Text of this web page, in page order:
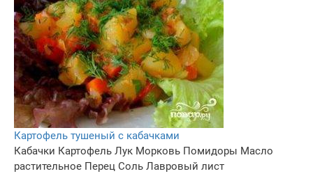
Картофель тушеный с кабачками
Кабачки Картофель Лук Морковь Помидоры Масло
растительное Перец Соль Лавровый лист